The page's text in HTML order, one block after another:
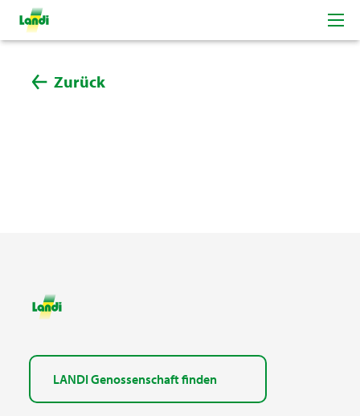
Zurück
LANDI Genossenschaft finden